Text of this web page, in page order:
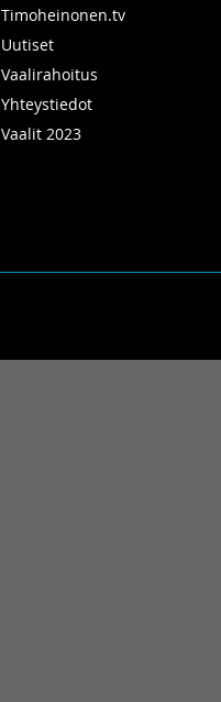
Timoheinonen.tv
Uutiset
Vaalirahoitus
Yhteystiedot
Vaalit 2023